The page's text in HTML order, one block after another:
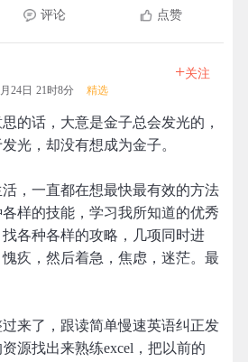
评论 点赞
24日 21时8分 精选
+关注
的话，大意是金子总会发光的，
光，却没有想成为金子。
，一直都在想最快最有效的方法
样的技能，学习我所知道的优秀
各种各样的攻略，几项同时进
疚，然后着急，焦虑，迷茫。最
来了，跟读简单慢速英语纠正发
源找出来熟练excel，把以前的